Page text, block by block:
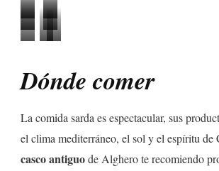
Porto
Ferro
Porto
Ferro
PlayaCapo
PortoPlaya
Pelosa
Porto
Dónde comer
La comida sarda es espectacular, sus
el clima mediterráneo, el sol y el espíritu de
casco antiguode Alghero te recomiendo